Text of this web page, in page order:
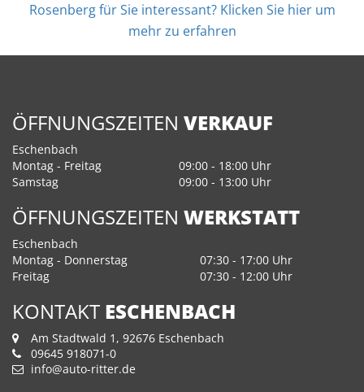
Rosenberg für Sie interessant? Klicken Sie hier um
mehr zu erfahren
ÖFFNUNGSZEITEN VERKAUF
Eschenbach
Montag - Freitag
09:00 - 18:00 Uhr
Samstag
09:00 - 13:00 Uhr
ÖFFNUNGSZEITEN WERKSTATT
Eschenbach
Montag - Donnerstag
07:30 - 17:00 Uhr
Freitag
07:30 - 12:00 Uhr
KONTAKT ESCHENBACH
Am Stadtwald 1, 92676 Eschenbach
09645 918071-0
info@auto-ritter.de